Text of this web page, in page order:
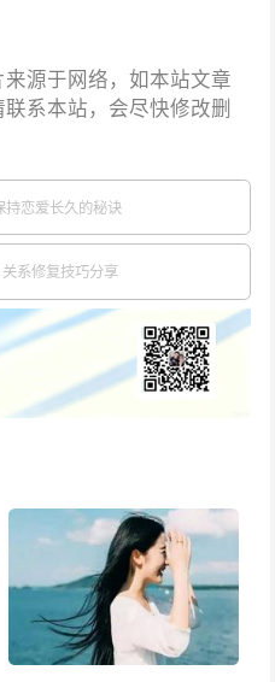
源于网络，如本站文章
系本站，会尽快修改删
持恋爱长久的秘诀
系修复技巧分享